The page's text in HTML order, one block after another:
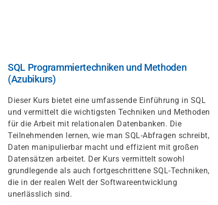
SQL Programmiertechniken und Methoden
(Azubikurs)
Dieser Kurs bietet eine umfassende Einführung in SQL
und vermittelt die wichtigsten Techniken und Methoden
für die Arbeit mit relationalen Datenbanken. Die
Teilnehmenden lernen, wie man SQL-Abfragen schreibt,
Daten manipulierbar macht und effizient mit großen
Datensätzen arbeitet. Der Kurs vermittelt sowohl
grundlegende als auch fortgeschrittene SQL-Techniken,
die in der realen Welt der Softwareentwicklung
unerlässlich sind.